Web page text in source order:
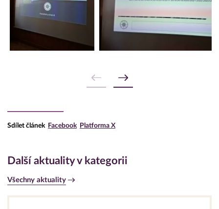
Sdílet článek Facebook Platforma X
Další aktuality v kategorii
Všechny aktuality